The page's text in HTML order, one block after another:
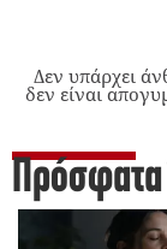
Δεν υπάρχει
δεν είναι